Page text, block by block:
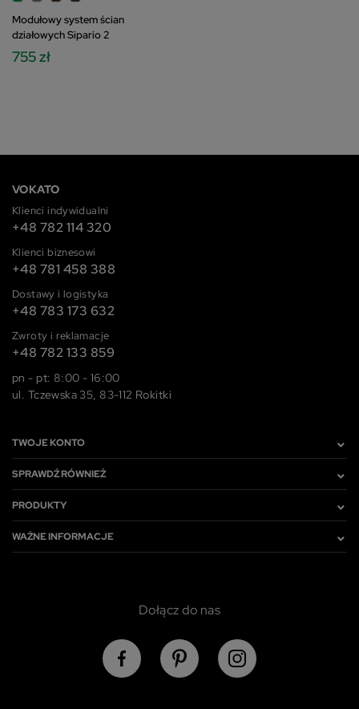
Modułowy system ścian
działowych Sipario 2
755 zł
VOKATO
Klienci indywidualni
+48 782 114 320
Klienci biznesowi
+48 781 458 388
Dostawy i logistyka
+48 783 173 632
Zwroty i reklamacje
+48 782 133 859
pn - pt: 8:00 - 16:00
ul. Tczewska 35, 83-112 Rokitki
TWOJE KONTO
SPRAWDŹ RÓWNIEŻ
PRODUKTY
WAŻNE INFORMACJE
Dołącz do nas